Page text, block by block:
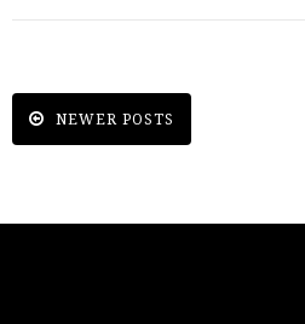
NEWER POSTS